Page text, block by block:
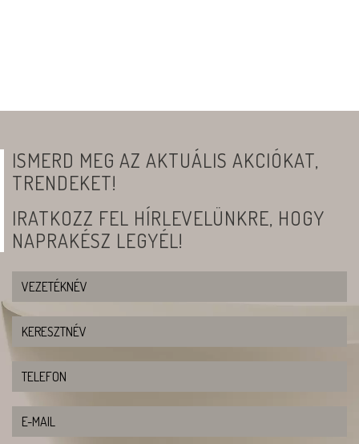
ISMERD MEG AZ AKTUÁLIS AKCIÓKAT,
TRENDEKET!
IRATKOZZ FEL HÍRLEVELÜNKRE, HOGY
NAPRAKÉSZ LEGYÉL!